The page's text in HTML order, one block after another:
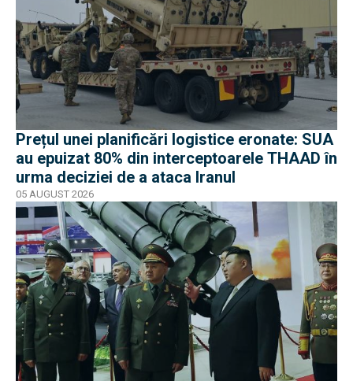
Prețul unei planificări logistice eronate: SUA
au epuizat 80% din interceptoarele THAAD în
urma deciziei de a ataca Iranul
05 AUGUST 2026